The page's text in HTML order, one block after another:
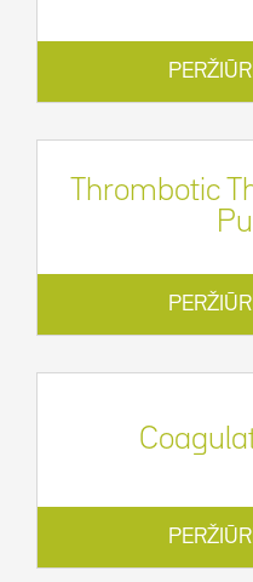
Thrombotic